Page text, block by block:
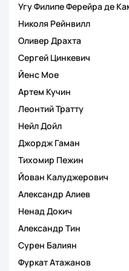
Угу Филипе Ферейра де
Николя Рейнвилл
Оливер Драхта
Сергей Цинкевич
Йенс Мое
Артем Кучин
Леонтий Тратту
Нейл Дойл
Джордж Гаман
Тихомир Пежин
Йован Калуджерович
Александр Алиев
Ненад Докич
Александр Тин
Сурен Балиян
Фуркат Атажанов